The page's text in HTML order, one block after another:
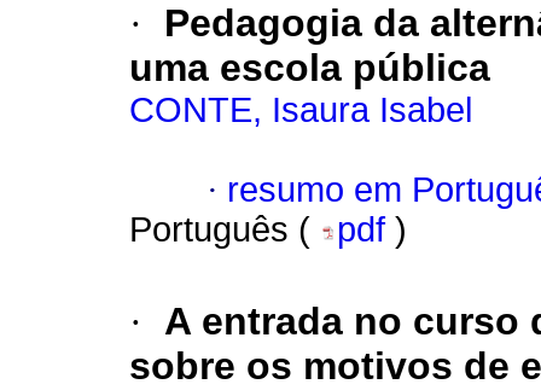
·
Pedagogia da
uma escola pública
CONTE, Isaura Isabel
· resumo em
Português (
pdf )
·
A entrada no curso
sobre os motivos de